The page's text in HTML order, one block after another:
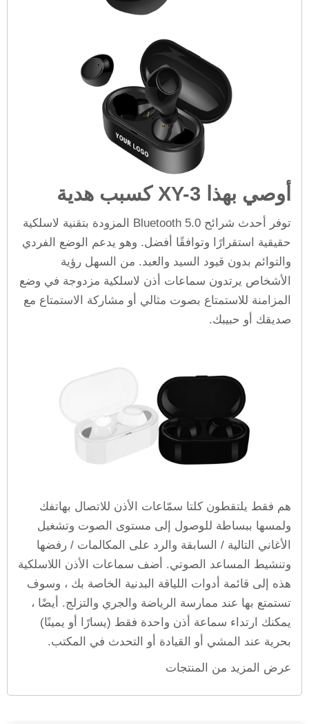
أوصي بهذا XY-3 كسبب هدية
توفر أحدث شرائح Bluetooth 5.0 المزودة بتقنية لاسلكية
حقيقية استقرارًا وتوافقًا أفضل. وهو يدعم الوضع الفردي
والتوائم بدون قيود السيد والعبد. من السهل رؤية
الأشخاص يرتدون سماعات أذن لاسلكية مزدوجة في وضع
المزامنة للاستمتاع بصوت مثالي أو مشاركة الاستمتاع مع
صديقك أو حبيبك.
هم فقط يلتقطون كلتا سمّاعات الأذن للاتصال بهاتفك
ولمسها ببساطة للوصول إلى مستوى الصوت وتشغيل
الأغاني التالية / السابقة والرد على المكالمات / رفضها
وتنشيط المساعد الصوتي. أضف سماعات الأذن اللاسلكية
هذه إلى قائمة أدوات اللياقة البدنية الخاصة بك ، وسوف
تستمتع بها عند ممارسة الرياضة والجري والتزلج. أيضًا ،
يمكنك ارتداء سماعة أذن واحدة فقط (يسارًا أو يمينًا)
بحرية عند المشي أو القيادة أو التحدث في المكتب.
عرض المزيد من المنتجات